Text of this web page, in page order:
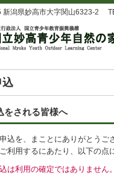
新潟県妙高市大字関山6323-2
込
をされる皆様へ
込を、まことにありがとうご
利用するにあたり、以下の点
は利用の確定ではありません